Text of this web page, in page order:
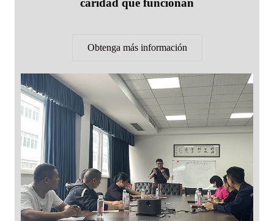
Obtenga más información